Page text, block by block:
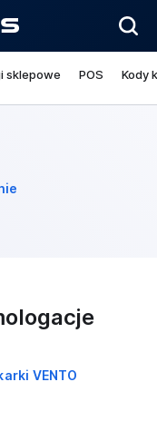
sklepowe POS Kody
VENTO